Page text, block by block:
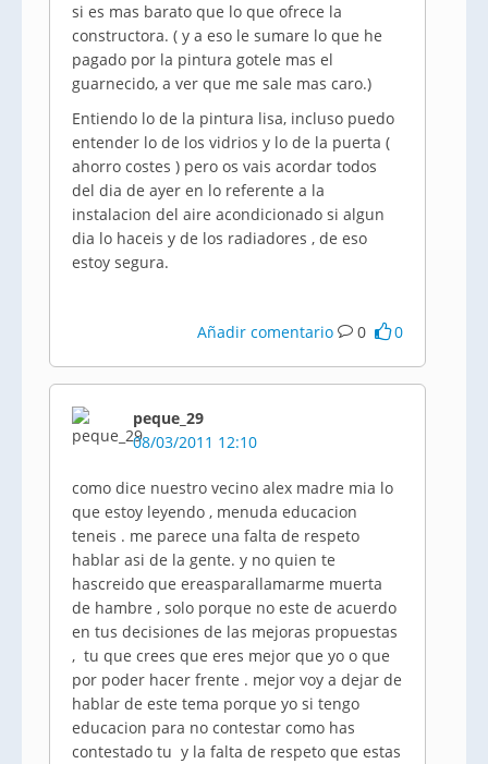
si es mas barato que lo que ofrece la
constructora. ( y a eso le sumare lo que he
pagado por la pintura gotele mas el
guarnecido, a ver que me sale mas caro.)
Entiendo lo de la pintura lisa, incluso puedo
entender lo de los vidrios y lo de la puerta (
ahorro costes ) pero os vais acordar todos
del dia de ayer en lo referente a la
instalacion del aire acondicionado si algun
dia lo haceis y de los radiadores , de eso
estoy segura.
Añadir comentario 0 0
peque_29
08/03/2011 12:10
como dice nuestro vecino alex madre mia lo
que estoy leyendo , menuda educacion
teneis . me parece una falta de respeto
hablar asi de la gente. y no quien te
hascreido que ereasparallamarme muerta
de hambre , solo porque no este de acuerdo
en tus decisiones de las mejoras propuestas
, tu que crees que eres mejor que yo o que
por poder hacer frente . mejor voy a dejar de
hablar de este tema porque yo si tengo
educacion para no contestar como has
contestado tu y la falta de respeto que estas